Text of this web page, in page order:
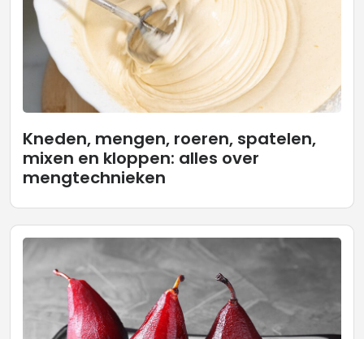
Kneden, mengen, roeren, spatelen,
mixen en kloppen: alles over
mengtechnieken